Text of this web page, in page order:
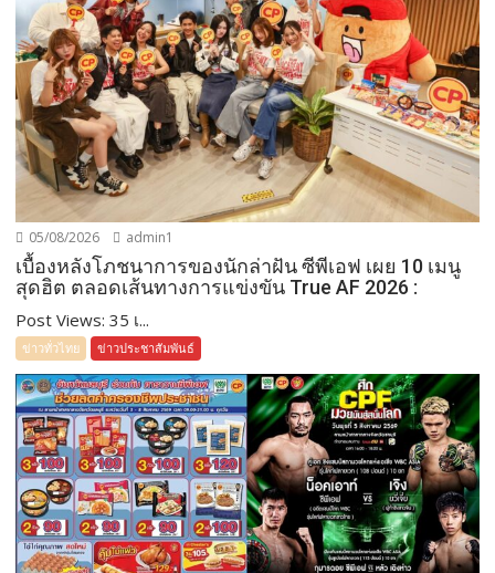
05/08/2026 admin1
เบื้องหลังโภชนาการของนักล่าฝัน ซีพีเอฟ เผย 10 เมนู
สุดฮิต ตลอดเส้นทางการแข่งขัน True AF 2026 :
Post Views: 35 เ...
ข่าวทั่วไทย ข่าวประชาสัมพันธ์